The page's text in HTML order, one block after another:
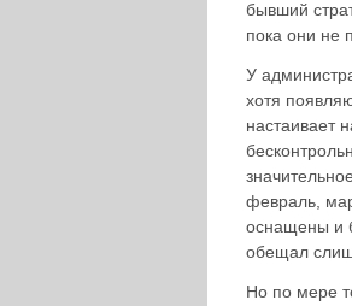
бывший
пока они не
У
хотя
настаивает
февраль,
оснащены и
обещал
Но по мере